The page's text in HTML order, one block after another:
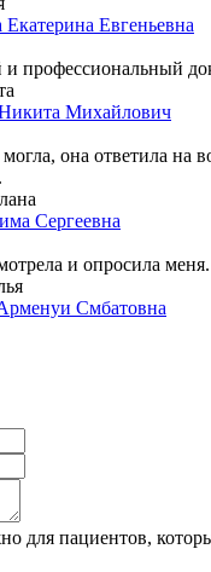
Екатерина Евгеньевна
Михайлович
могла, она ответила
Сергеевна
и опросила
Смбатовна
для пациентов,